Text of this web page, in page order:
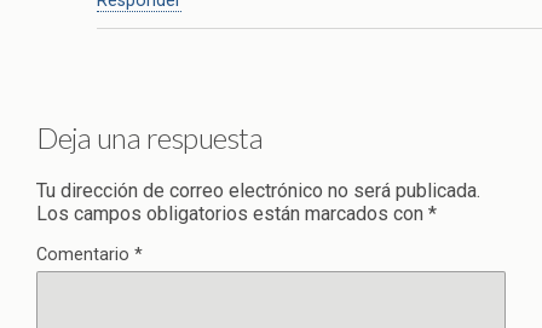
Deja una respuesta
Tu dirección de correo electrónico no será publicada.
Los campos obligatorios están marcados con *
Comentario *